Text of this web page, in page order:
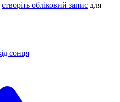
створіть обліковий запис для